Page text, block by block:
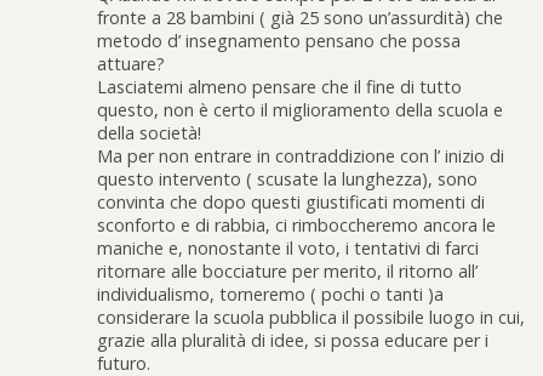
fronte a 28 bambini ( già 25 sono un’assurdità) che
metodo d’ insegnamento pensano che possa
attuare?
Lasciatemi almeno pensare che il fine di tutto
questo, non è certo il miglioramento della scuola e
della società!
Ma per non entrare in contraddizione con l’ inizio di
questo intervento ( scusate la lunghezza), sono
convinta che dopo questi giustificati momenti di
sconforto e di rabbia, ci rimboccheremo ancora le
maniche e, nonostante il voto, i tentativi di farci
ritornare alle bocciature per merito, il ritorno all’
individualismo, torneremo ( pochi o tanti )a
considerare la scuola pubblica il possibile luogo in cui,
grazie alla pluralità di idee, si possa educare per i
futuro.